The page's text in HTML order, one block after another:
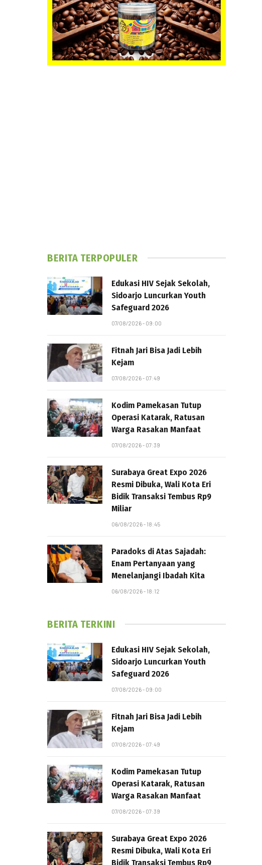
BERITA TERPOPULER
Edukasi HIV Sejak Sekolah,
Sidoarjo Luncurkan Youth
Safeguard 2026
07/08/2026 - 09:00
Fitnah Jari Bisa Jadi Lebih
Kejam
07/08/2026 - 07:49
Kodim Pamekasan Tutup
Operasi Katarak, Ratusan
Warga Rasakan Manfaat
07/08/2026 - 07:39
Surabaya Great Expo 2026
Resmi Dibuka, Wali Kota Eri
Bidik Transaksi Tembus Rp9
Miliar
06/08/2026 - 18:45
Paradoks di Atas Sajadah:
Enam Pertanyaan yang
Menelanjangi Ibadah Kita
06/08/2026 - 18:12
BERITA TERKINI
Edukasi HIV Sejak Sekolah,
Sidoarjo Luncurkan Youth
Safeguard 2026
07/08/2026 - 09:00
Fitnah Jari Bisa Jadi Lebih
Kejam
07/08/2026 - 07:49
Kodim Pamekasan Tutup
Operasi Katarak, Ratusan
Warga Rasakan Manfaat
07/08/2026 - 07:39
Surabaya Great Expo 2026
Resmi Dibuka, Wali Kota Eri
Bidik Transaksi Tembus Rp9